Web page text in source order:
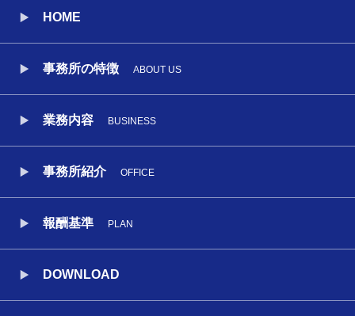
HOME
事務所の特徴 ABOUT US
業務内容 BUSINESS
事務所紹介 OFFICE
報酬基準 PLAN
DOWNLOAD